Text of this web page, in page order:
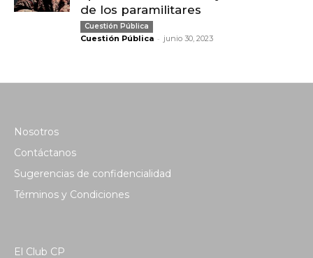
de los paramilitares
Cuestión Pública
Cuestión Pública - junio 30, 2023
Nosotros
Contáctanos
Sugerencias de confidencialidad
Términos y Condiciones
El Club CP